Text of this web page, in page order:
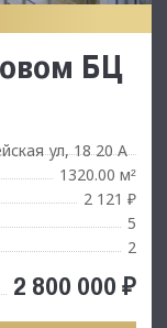
БЦ
ул, 18 20 А
1320.00 м²
2 121 ₽
5
2
2 800 000 ₽